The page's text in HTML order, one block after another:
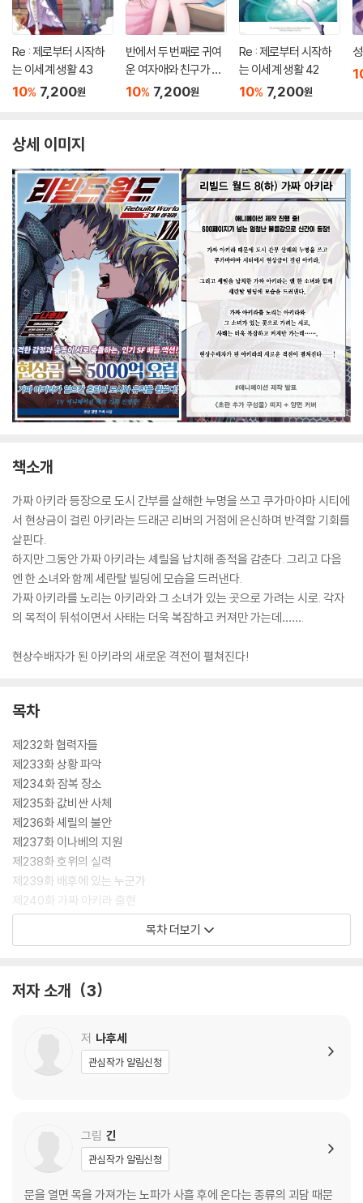
Re : 제로부터 시작하
는 이세계 생활 43
10% 7,200원
반에서 두 번째로 귀여
운 여자애와 친구가 되
었다 7.5
10% 7,200원
Re : 제로부터 시작하
는 이세계 생활 42
10% 7,200원
상세 이미지
책소개
가짜 아키라 등장으로 도시 간부를 살해한 누명을 쓰고 쿠가마야마 시티에
서 현상금이 걸린 아키라는 드래곤 리버의 거점에 은신하며 반격할 기회를
살핀다.
하지만 그동안 가짜 아키라는 셰릴을 납치해 종적을 감춘다. 그리고 다음
엔 한 소녀와 함께 세란탈 빌딩에 모습을 드러낸다.
가짜 아키라를 노리는 아키라와 그 소녀가 있는 곳으로 가려는 시로. 각자
의 목적이 뒤섞이면서 사태는 더욱 복잡하고 커져만 가는데…….
현상수배자가 된 아키라의 새로운 격전이 펼쳐진다!
목차
제232화 협력자들
제233화 상황 파악
제234화 잠복 장소
제235화 값비싼 사체
제236화 셰릴의 불안
제237화 이나베의 지원
제238화 호위의 실력
제239화 배후에 있는 누군가
제240화 가짜 아키라 출현
제241화 하루카
제245화 목숨을 걸고
제247화 낼 만큼 냈다
제248화 기묘한 질문
제249화 구영역 접속자들
제252화 도라스의 각오
제253화 추가 지원
제254화 제3심부의 격전
제255화 괴수를 격파하는 방법
목차 더보기
저자 소개 3
저 나후세
관심작가 알림신청
그림 긴
관심작가 알림신청
문을 열면 목을 가져가는 노파가 사흘 후에 온다는 종류의 괴담 때문